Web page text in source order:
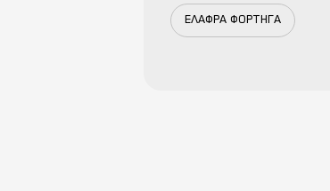
ΕΛΑΦΡΑ ΦΟΡΤΗΓΑ